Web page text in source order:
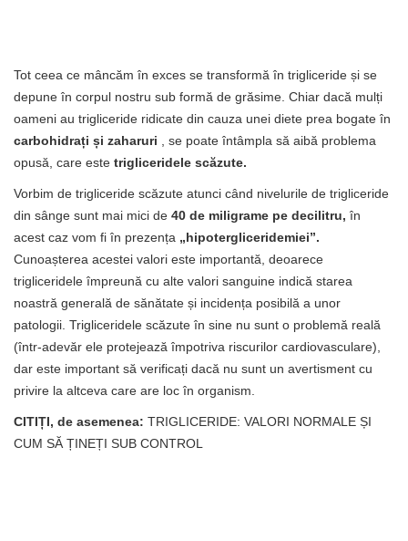
Tot ceea ce mâncăm în exces se transformă în trigliceride și se
depune în corpul nostru sub formă de grăsime. Chiar dacă mulți
oameni au trigliceride ridicate din cauza unei diete prea bogate în
carbohidrați și zaharuri , se poate întâmpla să aibă problema
opusă, care este trigliceridele scăzute.
Vorbim de trigliceride scăzute atunci când nivelurile de trigliceride
din sânge sunt mai mici de 40 de miligrame pe decilitru, în
acest caz vom fi în prezența „hipotergliceridemiei”.
Cunoașterea acestei valori este importantă, deoarece
trigliceridele împreună cu alte valori sanguine indică starea
noastră generală de sănătate și incidența posibilă a unor
patologii. Trigliceridele scăzute în sine nu sunt o problemă reală
(într-adevăr ele protejează împotriva riscurilor cardiovasculare),
dar este important să verificați dacă nu sunt un avertisment cu
privire la altceva care are loc în organism.
CITIȚI, de asemenea: TRIGLICERIDE: VALORI NORMALE ȘI
CUM SĂ ȚINEȚI SUB CONTROL